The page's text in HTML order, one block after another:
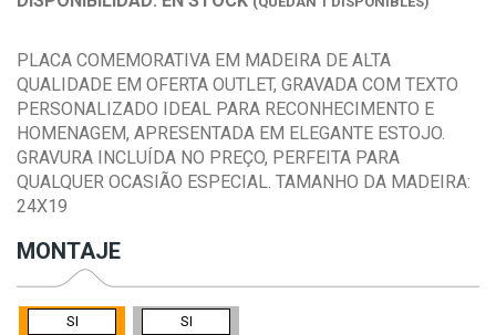
PLACA COMEMORATIVA EM MADEIRA DE ALTA
QUALIDADE EM OFERTA OUTLET, GRAVADA COM TEXTO
PERSONALIZADO IDEAL PARA RECONHECIMENTO E
HOMENAGEM, APRESENTADA EM ELEGANTE ESTOJO.
GRAVURA INCLUÍDA NO PREÇO, PERFEITA PARA
QUALQUER OCASIÃO ESPECIAL. TAMANHO DA MADEIRA:
24X19
MONTAJE
SI SI